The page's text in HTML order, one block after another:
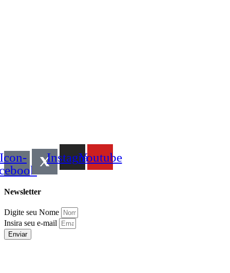
Icon-
InstagramYoutube
Newsletter
Digite seu Nome
Insira seu e-mail
Enviar